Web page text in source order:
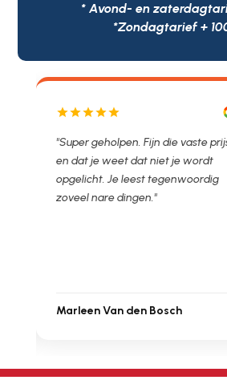
* Avond- en
*Zondagtarief +
"De man rijden net weg. 11.00
en nu al opgelost voor een vast en
vooraf besproken tarief. Lekker
hoor."
Michiel Uitdenbongerd